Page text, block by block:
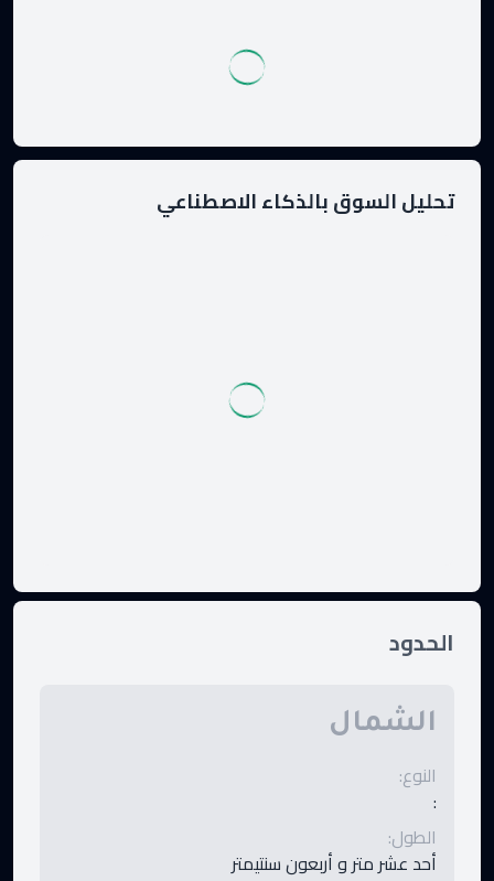
تحليل السوق بالذكاء الاصطناعي
الحدود
الشمال
النوع:
:
الطول:
أحد عشر متر و أربعون سنتيمتر